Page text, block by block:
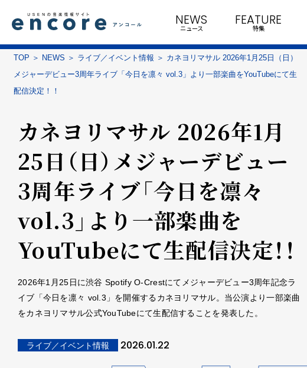
NEWS
ニュース
FEATURE
特集
TOP NEWS ライブ／イベント情報
カネヨリマサル 2026年1月25日（日）
メジャーデビュー3周年ライブ「今日を凛々 vol.3」より一部楽曲をYouTubeにて生
配信決定！！
カネヨリマサル 2026年1月
25日（日）メジャーデビュー
3周年ライブ「今日を凛々
vol.3」より一部楽曲を
YouTubeにて生配信決定！！
2026年1月25日に渋谷 Spotify O-Crestにてメジャーデビュー3周年記念ラ
イブ「今日を凛々 vol.3」を開催するカネヨリマサル。当公演より一部楽曲
をカネヨリマサル公式YouTubeにて生配信することを発表した。
ライブ／イベント情報 2026.01.22